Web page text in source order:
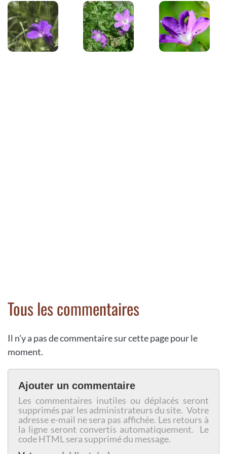
Tous les commentaires
Il n'y a pas de commentaire sur cette page pour le
moment.
Ajouter un commentaire
Les commentaires inutiles ou déplacés seront
supprimés par les administrateurs du site. Votre
adresse e-mail ne sera pas affichée. Les retours à
la ligne seront convertis automatiquement. Le
code HTML sera supprimé du message.